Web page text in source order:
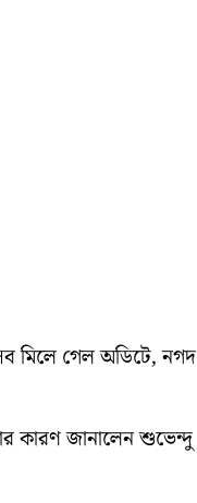
মিলে গেল অডিটে, নগদ
কারণ জানালেন শুভেন্দু